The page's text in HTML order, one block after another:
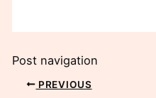
Post navigation
PREVIOUS